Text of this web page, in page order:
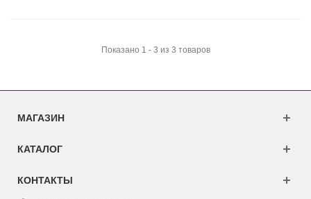
Показано 1 - 3 из 3 товаров
МАГАЗИН
КАТАЛОГ
КОНТАКТЫ